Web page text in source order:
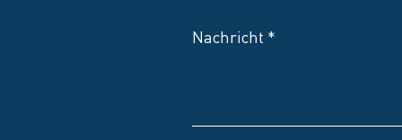
Nachricht